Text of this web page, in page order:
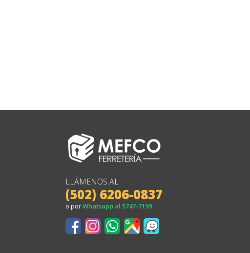
LLÁMENOS AL
(502) 6206-0837
o porWhatsapp al 5747-7199